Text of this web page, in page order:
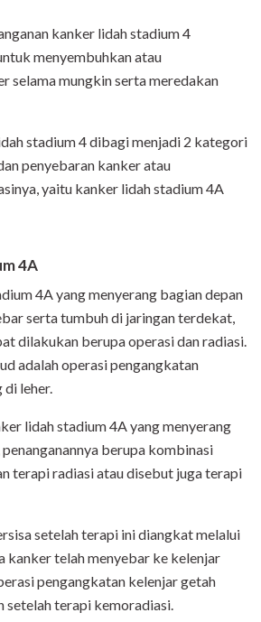
kanker lidah stadium 4
menyembuhkan atau
selama mungkin serta meredakan
stadium 4 dibagi menjadi 2 kategori
penyebaran kanker atau
yaitu kanker lidah stadium 4A
4A
4A yang menyerang bagian depan
serta tumbuh di jaringan terdekat,
dilakukan berupa operasi dan radiasi.
adalah operasi pengangkatan
di leher.
lidah stadium 4A yang menyerang
berupa kombinasi
terapi radiasi atau disebut juga terapi
setelah terapi ini diangkat melalui
kanker telah menyebar ke kelenjar
pengangkatan kelenjar getah
setelah terapi kemoradiasi.